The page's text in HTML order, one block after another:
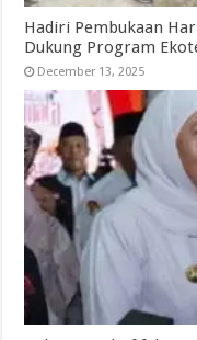
Hadiri Pembukaan
Dukung Program
December 13, 2025